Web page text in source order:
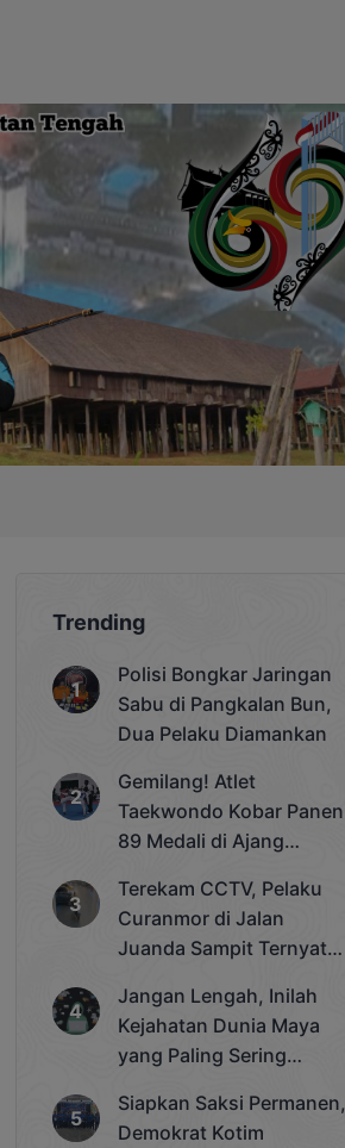
Trending
Polisi Bongkar Jaringan
Sabu di Pangkalan Bun,
Dua Pelaku Diamankan
Gemilang! Atlet
Taekwondo Kobar Panen
89 Medali di Ajang
Cup 2025
Terekam CCTV, Pelaku
Curanmor di Jalan
Juanda Sampit Ternyata
Jangan Lengah, Inilah
Kejahatan Dunia Maya
yang Paling Sering
Siapkan Saksi Permanen,
Demokrat Kotim